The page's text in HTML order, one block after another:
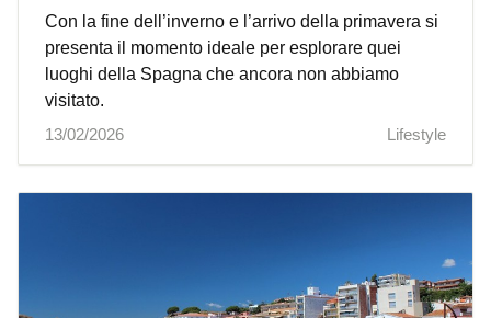
Con la fine dell’inverno e l’arrivo della primavera si
presenta il momento ideale per esplorare quei
luoghi della Spagna che ancora non abbiamo
visitato.
13/02/2026
Lifestyle